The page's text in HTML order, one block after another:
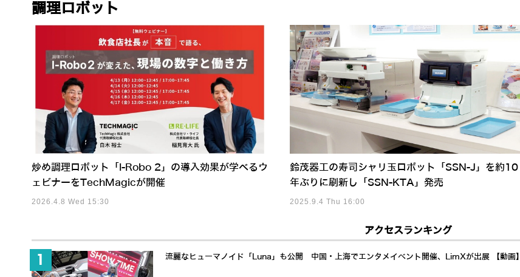
調理ロボット
炒め調理ロボット「I-Robo 2」の導入効果が学べるウ
ェビナーをTechMagicが開催
2026.4.8 Wed 15:30
鈴茂器工の寿司シャリ玉ロボット「SSN-J」を約10
年ぶりに刷新し「SSN-KTA」発売
2025.9.4 Thu 16:00
アクセスランキング
流麗なヒューマノイド「Luna」も公開 中国・上海でエンタメイベント開催、LimXが出展 【動画】